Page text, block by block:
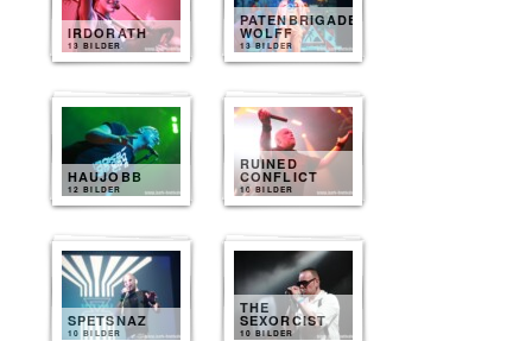
IRDORATH
13 BILDER
PATENBRIGADE
WOLFF
13 BILDER
HAUJOBB
12 BILDER
RUINED
CONFLICT
10 BILDER
SPETSNAZ
10 BILDER
THE
SEXORCIST
10 BILDER